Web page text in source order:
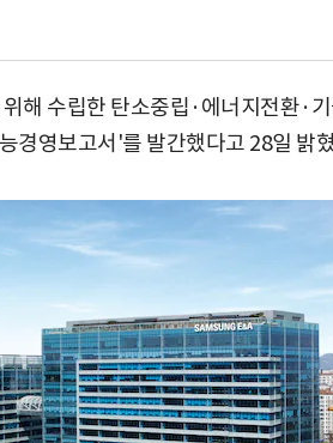
해 수립한 탄소중립·에너지전환·
경영보고서'를 발간했다고 28일 밝